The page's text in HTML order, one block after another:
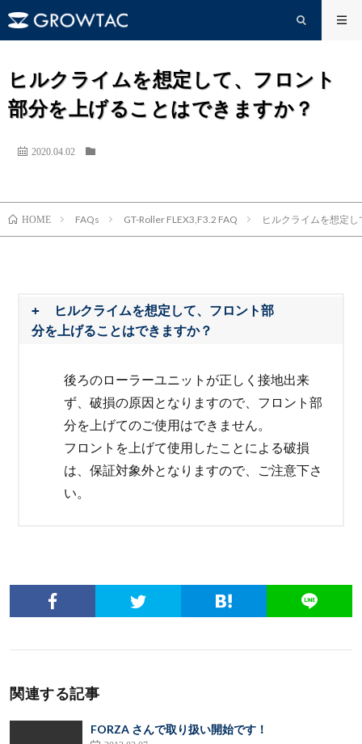
ヒルクライムを想定して、フロント
部分を上げることはできますか？
2020.04.02
HOME FAQs GT-Roller FLEX3,F3.2 FAQ ヒルクライムを想定
ヒルクライムを想定して、フロント部
分を上げることはできますか？
後ろのローラーユニットが正しく接地出来
ず、破損の原因となりますので、フロント部
分を上げてのご使用はできません。
フロントを上げて使用したことによる破損
は、保証対象外となりますので、ご注意下さ
い。
関連する記事
FORZA さんで取り扱い開始です！